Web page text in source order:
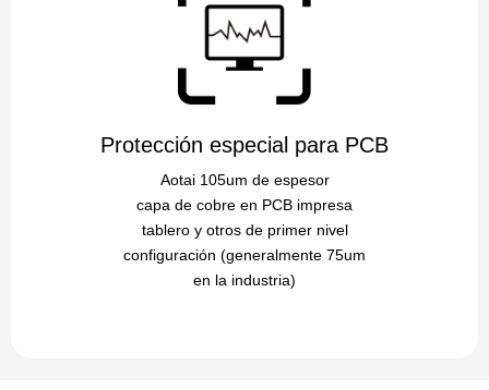
Protección especial para PCB
Aotai 105um de espesor
capa de cobre en PCB impresa
tablero y otros de primer nivel
configuración (generalmente 75um
en la industria)